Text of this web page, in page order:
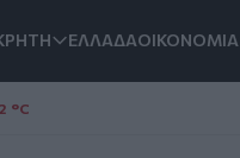
ΕΛΛΑΔΑΟΙΚΟΝΟΜΙΑ
°C